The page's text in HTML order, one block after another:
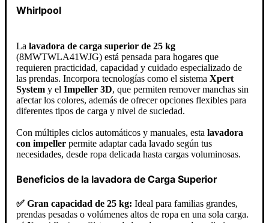
Whirlpool
La lavadora de carga superior de 25 kg
(8MWTWLA41WJG) está pensada para hogares que
requieren practicidad, capacidad y cuidado especializado de
las prendas. Incorpora tecnologías como el sistema Xpert
System y el Impeller 3D, que permiten remover manchas sin
afectar los colores, además de ofrecer opciones flexibles para
diferentes tipos de carga y nivel de suciedad.
Con múltiples ciclos automáticos y manuales, esta lavadora
con impeller permite adaptar cada lavado según tus
necesidades, desde ropa delicada hasta cargas voluminosas.
Beneficios de la lavadora de Carga Superior
✅ Gran capacidad de 25 kg: Ideal para familias grandes,
prendas pesadas o volúmenes altos de ropa en una sola carga.